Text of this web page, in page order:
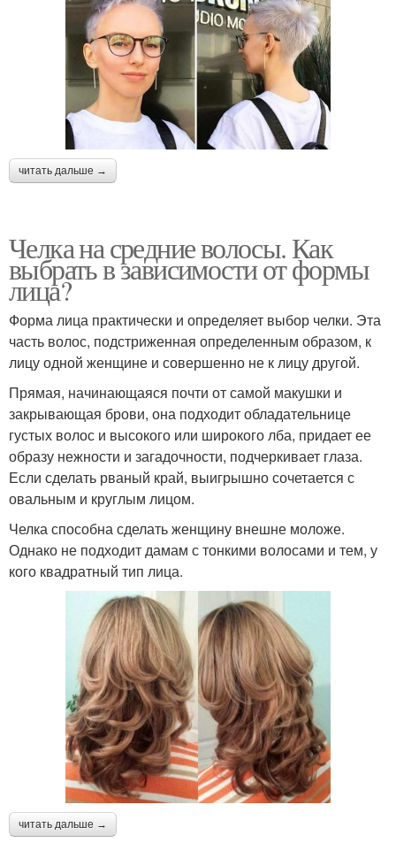
читать дальше →
Челка на средние волосы. Как
выбрать в зависимости от формы
лица?
Форма лица практически и определяет выбор челки. Эта
часть волос, подстриженная определенным образом, к
лицу одной женщине и совершенно не к лицу другой.
Прямая, начинающаяся почти от самой макушки и
закрывающая брови, она подходит обладательнице
густых волос и высокого или широкого лба, придает ее
образу нежности и загадочности, подчеркивает глаза.
Если сделать рваный край, выигрышно сочетается с
овальным и круглым лицом.
Челка способна сделать женщину внешне моложе.
Однако не подходит дамам с тонкими волосами и тем, у
кого квадратный тип лица.
читать дальше →